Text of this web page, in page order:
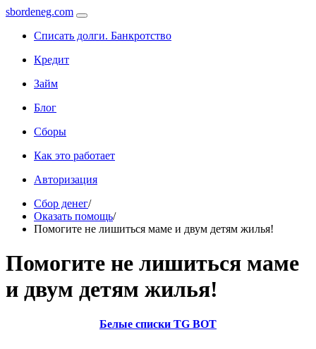
sbordeneg.com
Списать долги. Банкротство
Кредит
Займ
Блог
Сборы
Как это работает
Авторизация
Сбор денег/
Оказать помощь/
Помогите не лишиться маме и двум детям жилья!
Помогите не лишиться маме
и двум детям жилья!
Белые списки TG BOT